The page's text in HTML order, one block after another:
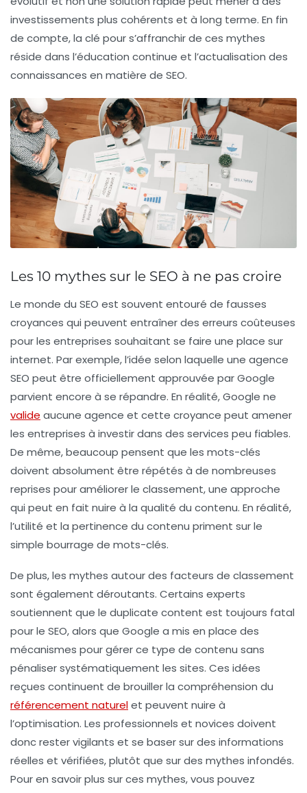
investissements plus cohérents et à long terme. En fin
de compte, la clé pour s’affranchir de ces mythes
réside dans l’éducation continue et l’actualisation des
connaissances en matière de SEO.
Les 10 mythes sur le SEO à ne pas croire
Le monde du SEO est souvent entouré de fausses
croyances qui peuvent entraîner des erreurs coûteuses
pour les entreprises souhaitant se faire une place sur
internet. Par exemple, l’idée selon laquelle une agence
SEO peut être officiellement approuvée par Google
parvient encore à se répandre. En réalité, Google ne
valide aucune agence et cette croyance peut amener
les entreprises à investir dans des services peu fiables.
De même, beaucoup pensent que les mots-clés
doivent absolument être répétés à de nombreuses
reprises pour améliorer le classement, une approche
qui peut en fait nuire à la qualité du contenu. En réalité,
l’utilité et la pertinence du contenu priment sur le
simple bourrage de mots-clés.
De plus, les mythes autour des facteurs de classement
sont également déroutants. Certains experts
soutiennent que le duplicate content est toujours fatal
pour le SEO, alors que Google a mis en place des
mécanismes pour gérer ce type de contenu sans
pénaliser systématiquement les sites. Ces idées
reçues continuent de brouiller la compréhension du
référencement naturelet peuvent nuire à
l’optimisation. Les professionnels et novices doivent
donc rester vigilants et se baser sur des informations
réelles et vérifiées, plutôt que sur des mythes infondés.
Pour en savoir plus sur ces mythes, vous pouvez